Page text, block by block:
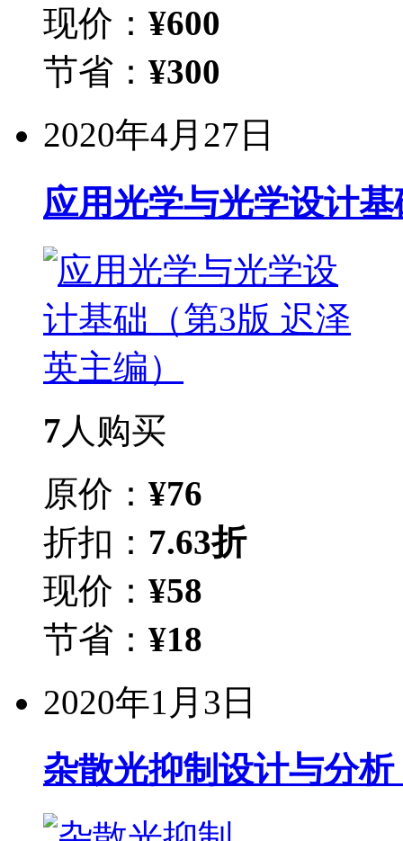
现价： ¥600
节省： ¥300
2020年4月27日
应用光学与光学设计
7人购买
原价： ¥76
折扣： 7.63折
现价： ¥58
节省： ¥18
2020年1月3日
杂散光抑制设计与分